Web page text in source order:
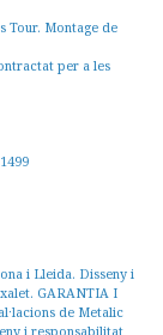
Tour. Montage de
per a les